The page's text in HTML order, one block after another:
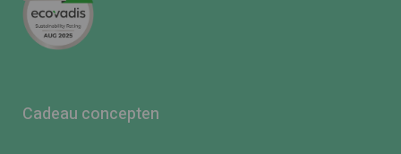
Cadeau concepten